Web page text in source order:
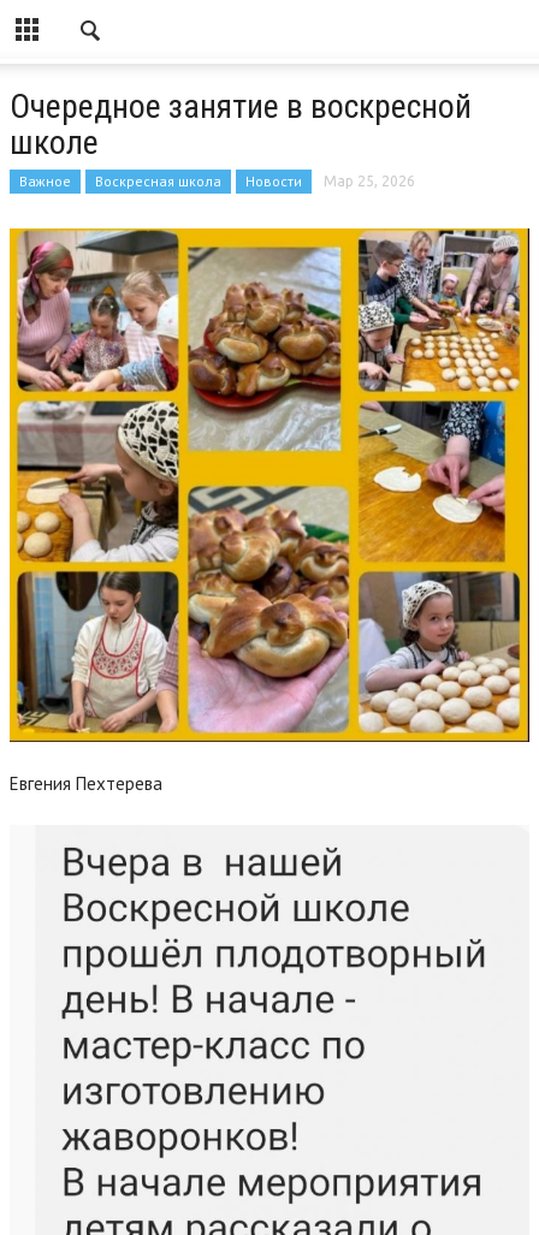
Очередное занятие в воскресной
школе
Важное Воскресная школа Новости Мар 25, 2026
Евгения Пехтерева